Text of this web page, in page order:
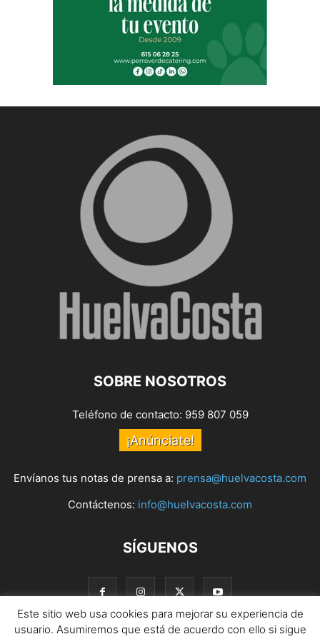
SOBRE NOSOTROS
Teléfono de contacto: 959 807 059
¡Anúnciate!
Envíanos tus notas de prensa a: prensa@huelvacosta.com
Contáctenos: info@huelvacosta.com
SÍGUENOS
Este sitio web usa cookies para mejorar su experiencia de
usuario. Asumiremos que está de acuerdo con ello si sigue